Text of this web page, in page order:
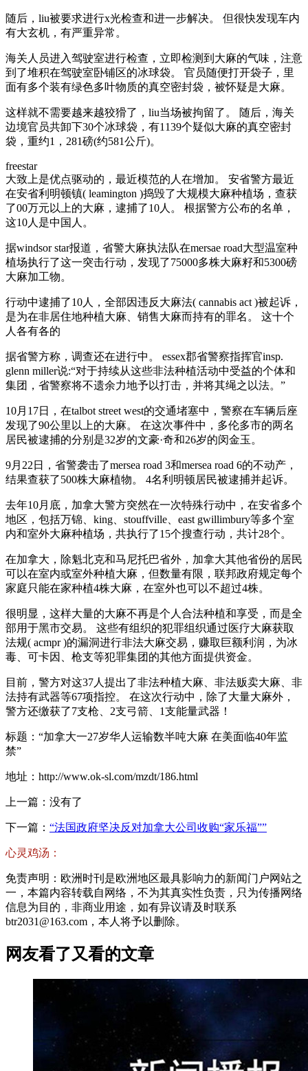
随后，liu被要求进行x光检查和进一步解决。 但很快发现车内
有大玄机，有严重异常。
海关人员进入驾驶室进行检查，立即检测到大麻的气味，注意
到了堆积在驾驶室卧铺区的冰球袋。 官员随便打开袋子，里
面有多个装有绿色多叶物质的真空密封袋，被怀疑是大麻。
这样就不需要越来越狡猾了，liu当场被拘留了。 随后，海关
边境官员共卸下30个冰球袋，有1139个疑似大麻的真空密封
袋，重约1，281磅(约581公斤)。
freestar
大致上是优点驱动的，最近模范的人在增加。 安省警方最近
在安省利明顿镇( leamington )捣毁了大规模大麻种植场，查获
了00万元以上的大麻，逮捕了10人。 根据警方公布的名单，
这10人是中国人。
据windsor star报道，省警大麻执法队在mersae road大型温室种
植场执行了这一突击行动，发现了75000多株大麻籽和5300磅
大麻加工物。
行动中逮捕了10人，全部因违反大麻法( cannabis act )被起诉，
是为在非居住地种植大麻、销售大麻而持有的罪名。 这十个
人各有各的
据省警方称，调查还在进行中。 essex郡省警察指挥官insp.
glenn miller说:“对于持续从这些非法种植活动中受益的个体和
集团，省警察将不遗余力地予以打击，并将其绳之以法。”
10月17日，在talbot street west的交通堵塞中，警察在车辆后座
发现了90公里以上的大麻。 在这次事件中，多伦多市的两名
居民被逮捕的分别是32岁的文豪·奇和26岁的闵金玉。
9月22日，省警袭击了mersea road 3和mersea road 6的不动产，
结果查获了500株大麻植物。 4名利明顿居民被逮捕并起诉。
去年10月底，加拿大警方突然在一次特殊行动中，在安省多个
地区，包括万锦、king、stouffville、east gwillimbury等多个室
内和室外大麻种植场，共执行了15个搜查行动，共计28个。
在加拿大，除魁北克和马尼托巴省外，加拿大其他省份的居民
可以在室内或室外种植大麻，但数量有限，联邦政府规定每个
家庭只能在家种植4株大麻，在室外也可以不超过4株。
很明显，这样大量的大麻不再是个人合法种植和享受，而是全
部用于黑市交易。 这些有组织的犯罪组织通过医疗大麻获取
法规( acmpr )的漏洞进行非法大麻交易，赚取巨额利润，为冰
毒、可卡因、枪支等犯罪集团的其他方面提供资金。
目前，警方对这37人提出了非法种植大麻、非法贩卖大麻、非
法持有武器等67项指控。 在这次行动中，除了大量大麻外，
警方还缴获了7支枪、2支弓箭、1支能量武器！
标题：“加拿大一27岁华人运输数半吨大麻 在美面临40年监
禁”
地址：http://www.ok-sl.com/mzdt/186.html
上一篇：没有了
下一篇： “法国政府坚决反对加拿大公司收购“家乐福””
心灵鸡汤：
免责声明：欧洲时刊是欧洲地区最具影响力的新闻门户网站之
一，本篇内容转载自网络，不为其真实性负责，只为传播网络
信息为目的，非商业用途，如有异议请及时联系
btr2031@163.com，本人将予以删除。
网友看了又看的文章